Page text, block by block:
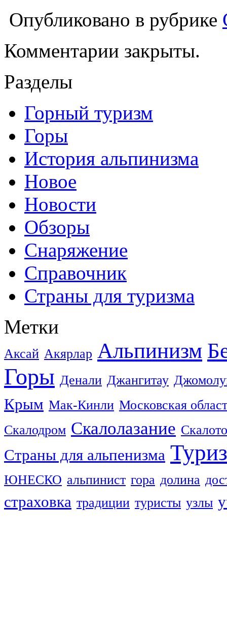
Опубликовано в рубрике
Комментарии закрыты.
Разделы
Горный туризм
Горы
История альпинизма
Новое
Новости
Обзоры
Снаряжение
Справочник
Страны для туризма
Метки
Аксай Акярлар Альпинизм
Горы Денали Джангитау
Крым Мак-Кинли Московская
Скалодром Скалолазание
Страны для альпенизма
ЮНЕСКО альпинист гора долина
страховка традиции туристы узлы